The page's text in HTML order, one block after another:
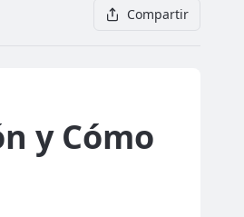
Compartir
y Cómo